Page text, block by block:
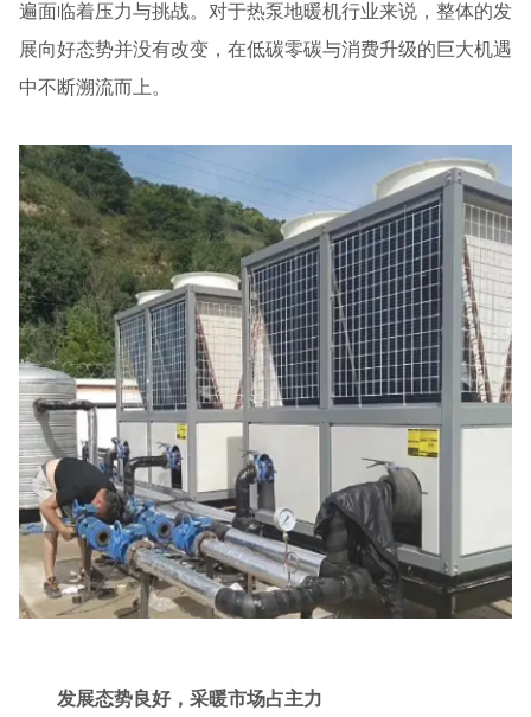
遍面临着压力与挑战。对于热泵地暖机行业来说，整体的发
展向好态势并没有改变，在低碳零碳与消费升级的巨大机遇
中不断溯流而上。
发展态势良好，采暖市场占主力